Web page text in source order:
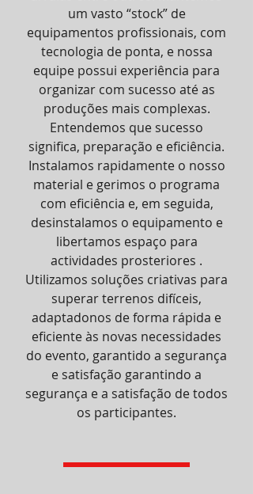
um vasto “stock” de
equipamentos profissionais, com
tecnologia de ponta, e nossa
equipe possui experiência para
organizar com sucesso até as
produções mais complexas.
Entendemos que sucesso
significa, preparação e eficiência.
Instalamos rapidamente o nosso
material e gerimos o programa
com eficiência e, em seguida,
desinstalamos o equipamento e
libertamos espaço para
actividades prosteriores .
Utilizamos soluções criativas para
superar terrenos difíceis,
adaptadonos de forma rápida e
eficiente às novas necessidades
do evento, garantido a segurança
e satisfação garantindo a
segurança e a satisfação de todos
os participantes.